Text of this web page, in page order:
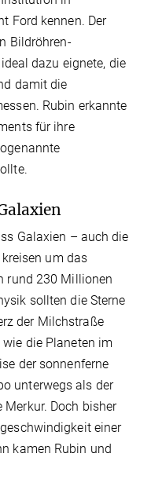
Ford kennen. Der
Bildröhren-
dazu eignete, die
damit die
Rubin erkannte
für ihre
Galaxien – auch die
um das
rund 230 Millionen
sollten die Sterne
der Milchstraße
die Planeten im
der sonnenferne
unterwegs als der
Doch bisher
einer
kamen Rubin und